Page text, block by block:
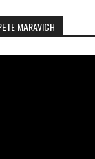
MARAVICH